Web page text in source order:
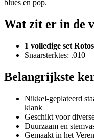
blues en pop.
Wat zit er in de
1 volledige set
Snaarsterktes: .010 –
Belangrijkste
Nikkel-geplateerd
klank
Geschikt voor
Duurzaam en
Gemaakt in het